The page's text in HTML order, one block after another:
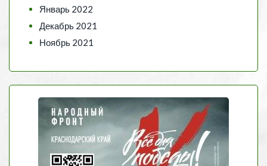
Январь 2022
Декабрь 2021
Ноябрь 2021